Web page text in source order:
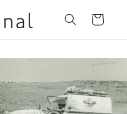
ー